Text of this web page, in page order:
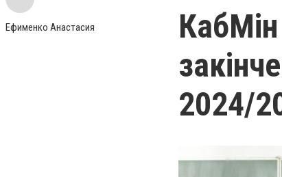
Ефименко Анастасия
2024/